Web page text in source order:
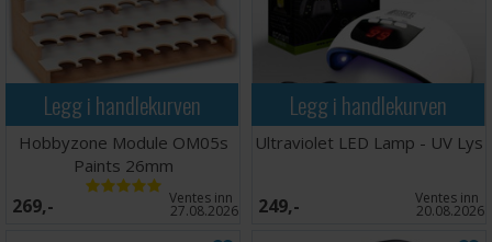
Legg i handlekurven
Hobbyzone Module OM05s
Paints 26mm
269,- Ventes inn
27.08.2026
Legg i handlekurven
Ultraviolet LED Lamp - UV Lys
249,- Ventes inn
20.08.2026